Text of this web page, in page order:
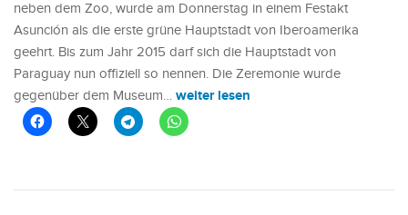
neben dem Zoo, wurde am Donnerstag in einem Festakt
Asunción als die erste grüne Hauptstadt von Iberoamerika
geehrt. Bis zum Jahr 2015 darf sich die Hauptstadt von
Paraguay nun offiziell so nennen. Die Zeremonie wurde
gegenüber dem Museum… weiter lesen